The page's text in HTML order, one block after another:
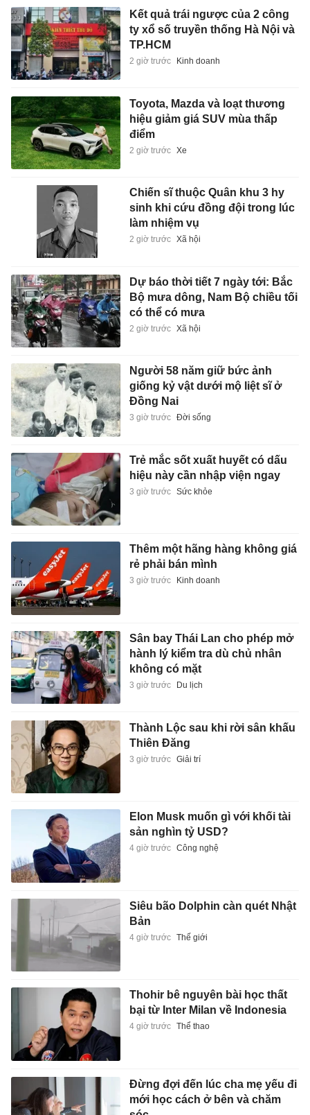
Kết quả trái ngược của 2 công
ty xổ số truyền thống Hà Nội và
TP.HCM
2 giờ trước Kinh doanh
Toyota, Mazda và loạt thương
hiệu giảm giá SUV mùa thấp
điểm
2 giờ trước Xe
Chiến sĩ thuộc Quân khu 3 hy
sinh khi cứu đồng đội trong lúc
làm nhiệm vụ
2 giờ trước Xã hội
Dự báo thời tiết 7 ngày tới: Bắc
Bộ mưa dông, Nam Bộ chiều tối
có thể có mưa
2 giờ trước Xã hội
Người 58 năm giữ bức ảnh
giống kỷ vật dưới mộ liệt sĩ ở
Đồng Nai
3 giờ trước Đời sống
Trẻ mắc sốt xuất huyết có dấu
hiệu này cần nhập viện ngay
3 giờ trước Sức khỏe
Thêm một hãng hàng không giá
rẻ phải bán mình
3 giờ trước Kinh doanh
Sân bay Thái Lan cho phép mở
hành lý kiểm tra dù chủ nhân
không có mặt
3 giờ trước Du lịch
Thành Lộc sau khi rời sân khấu
Thiên Đăng
3 giờ trước Giải trí
Elon Musk muốn gì với khối tài
sản nghìn tỷ USD?
4 giờ trước Công nghệ
Siêu bão Dolphin càn quét Nhật
Bản
4 giờ trước Thế giới
Thohir bê nguyên bài học thất
bại từ Inter Milan về Indonesia
4 giờ trước Thể thao
Đừng đợi đến lúc cha mẹ yếu đi
mới học cách ở bên và chăm